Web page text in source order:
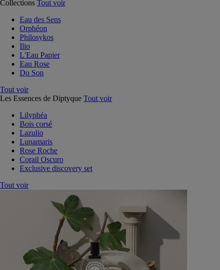
Collections Tout voir
Eau des Sens
Orphéon
Philosykos
Ilio
L'Eau Papier
Eau Rose
Do Son
Tout voir
Les Essences de Diptyque Tout voir
Lilyphéa
Bois corsé
Lazulio
Lunamaris
Rose Roche
Corail Oscuro
Exclusive discovery set
Tout voir